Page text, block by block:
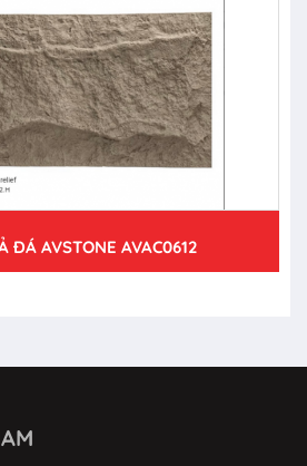
ĐÁ AVSTONE AVAC0612